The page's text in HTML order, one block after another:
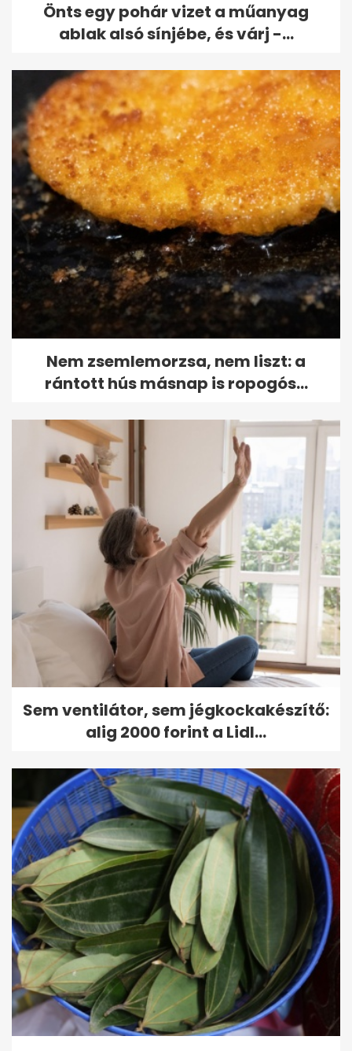
Önts egy pohár vizet a műanyag
ablak alsó sínjébe, és várj -...
Nem zsemlemorzsa, nem liszt: a
rántott hús másnap is ropogós...
Sem ventilátor, sem jégkockakészítő:
alig 2000 forint a Lidl...